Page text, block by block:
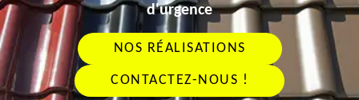
d'urgence
NOS RÉALISATIONS
CONTACTEZ-NOUS !